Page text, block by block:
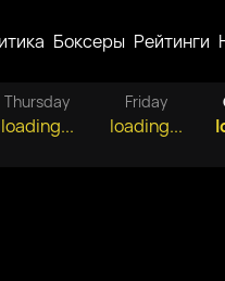
Боксеры Рейтинги
Thursday
loading...
Friday
loading...